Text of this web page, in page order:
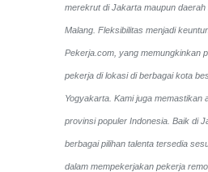
merekrut di Jakarta maupun
Malang. Fleksibilitas menjadi
Pekerja.com, yang memungkinkan
pekerja di lokasi di berbagai kota
Yogyakarta. Kami juga memastikan
provinsi populer Indonesia. Baik di
berbagai pilihan talenta tersedia
dalam mempekerjakan pekerja